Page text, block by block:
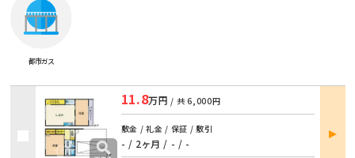
都市ガス
11.8万円 / 共6,000円
敷金 / 礼金 / 保証 / 敷引
- / 2ヶ月 / - / -
部屋
詳細